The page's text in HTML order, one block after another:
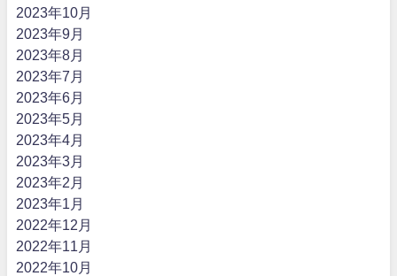
2023年10月
2023年9月
2023年8月
2023年7月
2023年6月
2023年5月
2023年4月
2023年3月
2023年2月
2023年1月
2022年12月
2022年11月
2022年10月